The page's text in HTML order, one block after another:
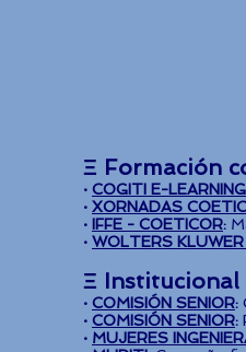
Ξ Formación
· COGITI E-LEARNING
· XORNADAS
· IFFE - COETICOR:
· WOLTERS
Ξ Institucional
· COMISIÓN SENIOR:
· COMISIÓN SENIOR:
· MUJERES